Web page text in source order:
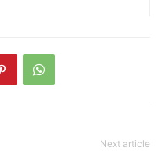
Next article